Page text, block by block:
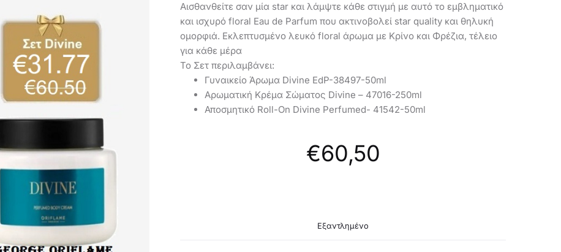
Αισθανθείτε σαν μία star και λάμψτε κάθε στιγμή με αυτό το εμβληματικό
και ισχυρό floral Eau de Parfum που ακτινοβολεί star quality και θηλυκή
ομορφιά. Εκλεπτυσμένο λευκό floral άρωμα με Κρίνο και Φρέζια, τέλειο
για κάθε μέρα
Το Σετ περιλαμβάνει:
Γυναικείο Άρωμα Divine EdP-38497-50ml
Αρωματική Κρέμα Σώματος Divine – 47016-250ml
Αποσμητικό Roll-On Divine Perfumed- 41542-50ml
€60,50
Εξαντλημένο